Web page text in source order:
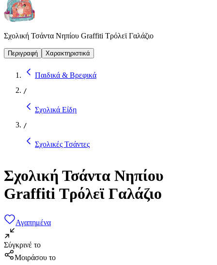
Σχολική Τσάντα Νηπίου Graffiti Τρόλεϊ Γαλάζιο
Περιγραφή Χαρακτηριστικά
Παιδικά & Βρεφικά
/
Σχολικά Είδη
/
Σχολικές Τσάντες
Σχολική Τσάντα Νηπίου
Graffiti Τρόλεϊ Γαλάζιο
Αγαπημένα
Σύγκρινέ το
Μοιράσου το